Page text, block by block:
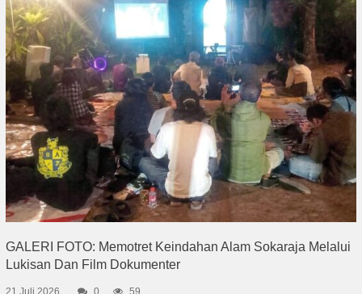
GALERI FOTO: Memotret Keindahan Alam Sokaraja Melalui
Lukisan Dan Film Dokumenter
21 Juli 2026 0 59